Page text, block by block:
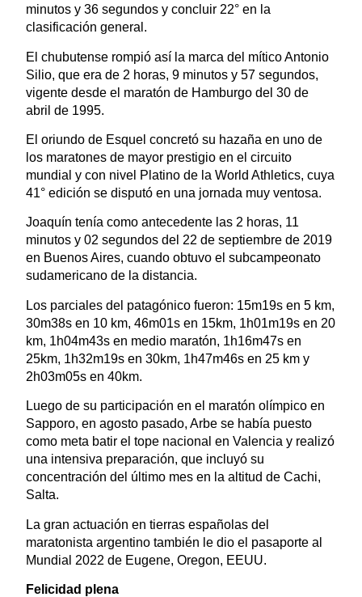
minutos y 36 segundos y concluir 22° en la
clasificación general.
El chubutense rompió así la marca del mítico Antonio
Silio, que era de 2 horas, 9 minutos y 57 segundos,
vigente desde el maratón de Hamburgo del 30 de
abril de 1995.
El oriundo de Esquel concretó su hazaña en uno de
los maratones de mayor prestigio en el circuito
mundial y con nivel Platino de la World Athletics, cuya
41° edición se disputó en una jornada muy ventosa.
Joaquín tenía como antecedente las 2 horas, 11
minutos y 02 segundos del 22 de septiembre de 2019
en Buenos Aires, cuando obtuvo el subcampeonato
sudamericano de la distancia.
Los parciales del patagónico fueron: 15m19s en 5 km,
30m38s en 10 km, 46m01s en 15km, 1h01m19s en 20
km, 1h04m43s en medio maratón, 1h16m47s en
25km, 1h32m19s en 30km, 1h47m46s en 25 km y
2h03m05s en 40km.
Luego de su participación en el maratón olímpico en
Sapporo, en agosto pasado, Arbe se había puesto
como meta batir el tope nacional en Valencia y realizó
una intensiva preparación, que incluyó su
concentración del último mes en la altitud de Cachi,
Salta.
La gran actuación en tierras españolas del
maratonista argentino también le dio el pasaporte al
Mundial 2022 de Eugene, Oregon, EEUU.
Felicidad plena